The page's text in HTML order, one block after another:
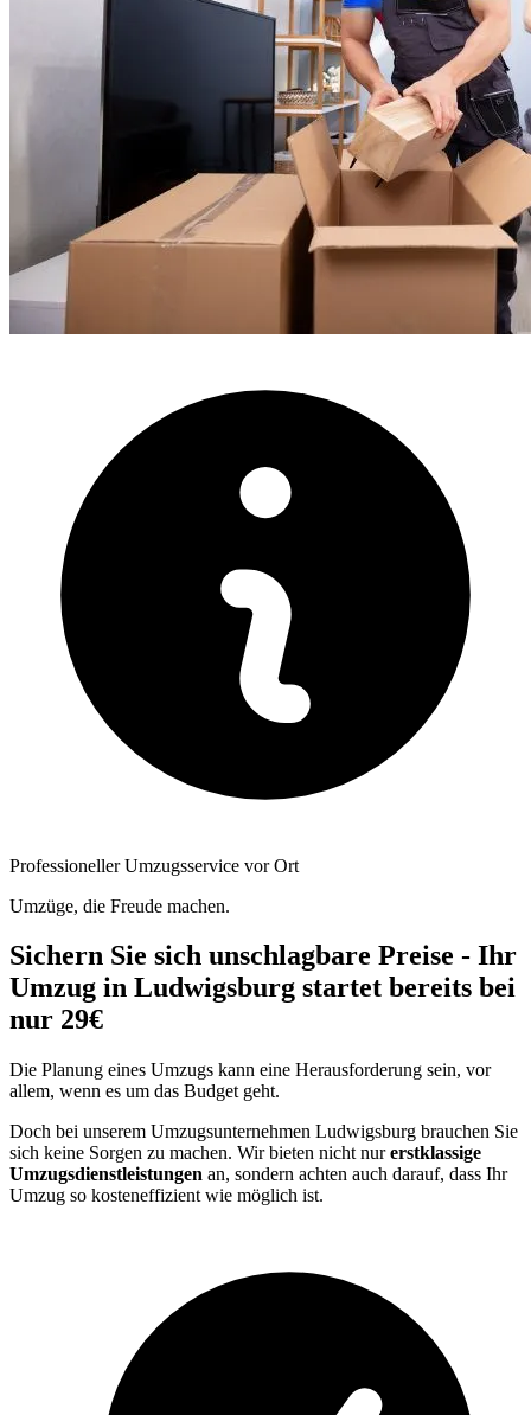
Professioneller Umzugsservice vor Ort
Umzüge, die Freude machen.
Sichern Sie sich unschlagbare Preise - Ihr
Umzug in Ludwigsburg startet bereits bei
nur 29€
Die Planung eines Umzugs kann eine Herausforderung sein, vor
allem, wenn es um das Budget geht.
Doch bei unserem Umzugsunternehmen Ludwigsburg brauchen Sie
sich keine Sorgen zu machen. Wir bieten nicht nurerstklassige
Umzugsdienstleistungen an, sondern achten auch darauf, dass Ihr
Umzug so kosteneffizient wie möglich ist.